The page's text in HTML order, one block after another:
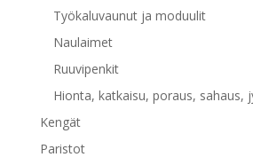
Työkaluvaunut ja moduulit
Naulaimet
Ruuvipenkit
Hionta, katkaisu, poraus, sahaus,
Kengät
Paristot